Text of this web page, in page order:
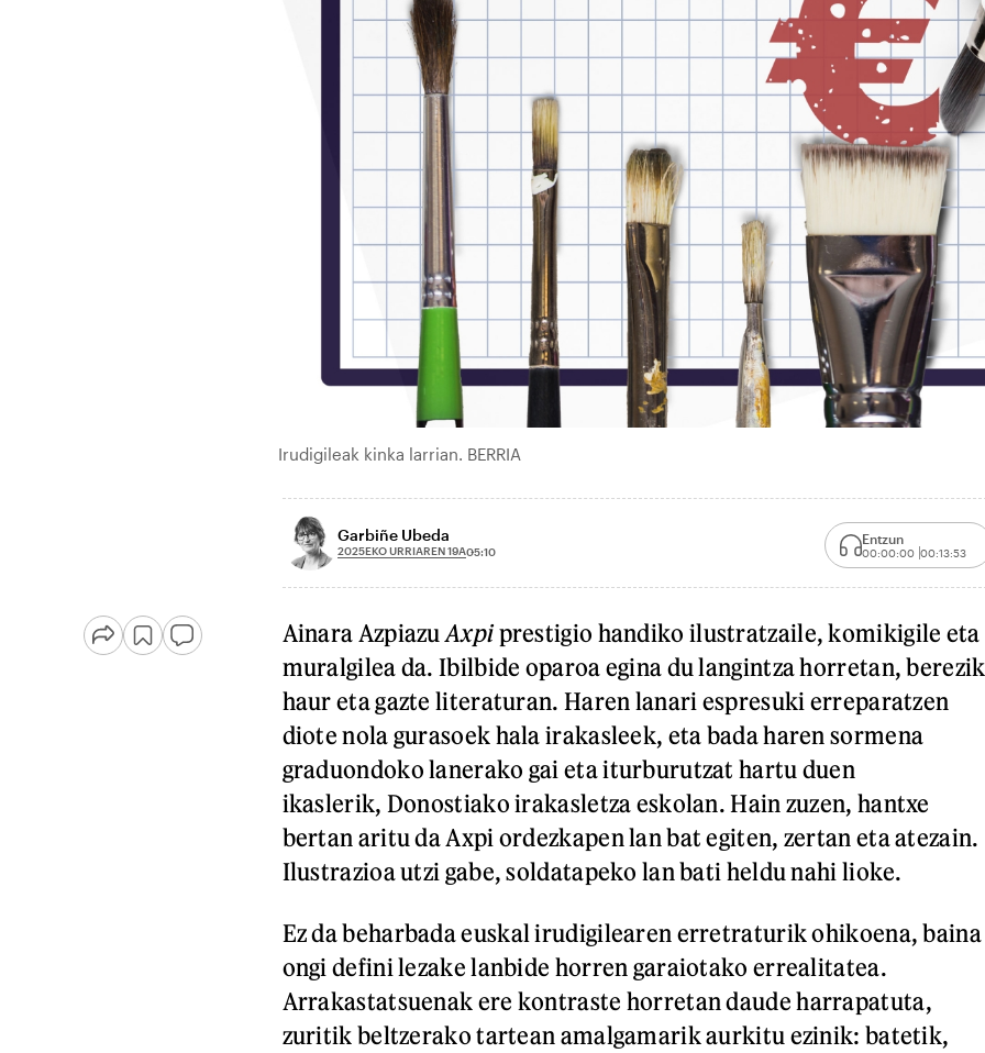
Irudigileak kinka larrian. BERRIA
Garbiñe Ubeda
2025EKO URRIAREN 19A05:10
Entzun
00:00:00 00:13:53
Ainara Azpiazu Axpi prestigio handiko ilustratzaile, komikigile eta
muralgilea da. Ibilbide oparoa egina du langintza horretan,
haur eta gazte literaturan. Haren lanari espresuki erreparatzen
diote nola gurasoek hala irakasleek, eta bada haren sormena
graduondoko lanerako gai eta iturburutzat hartu duen
ikaslerik, Donostiako irakasletza eskolan. Hain zuzen, hantxe
bertan aritu da Axpi ordezkapen lan bat egiten, zertan eta atezain.
Ilustrazioa utzi gabe, soldatapeko lan bati heldu nahi lioke.
Ez da beharbada euskal irudigilearen erretraturik ohikoena, baina
ongi defini lezake lanbide horren garaiotako errealitatea.
Arrakastatsuenak ere kontraste horretan daude harrapatuta,
zuritik beltzerako tartean amalgamarik aurkitu ezinik: batetik,